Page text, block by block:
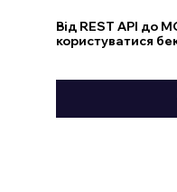
Від REST API до
користуватися